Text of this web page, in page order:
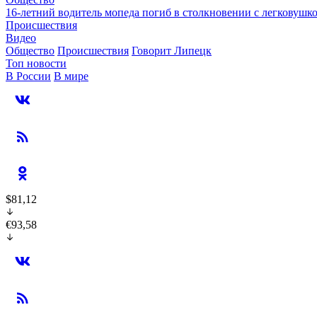
16-летний водитель мопеда погиб в столкновении с
Происшествия
Видео
Общество Происшествия Говорит Липецк
Топ новости
В России В мире
$81,12
€93,58